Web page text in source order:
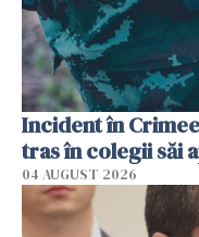
Incident în
tras în colegii săi
04 AUGUST 2026